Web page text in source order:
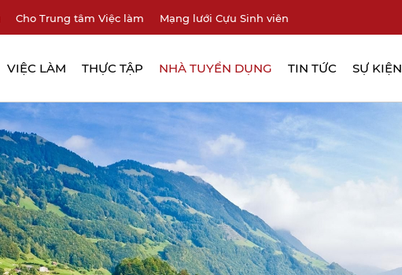
Cho Trung tâm Việc làm Mạng lưới Cựu Sinh viên
VIỆC LÀM THỰC TẬP NHÀ TUYỂN DỤNG TIN TỨC SỰ KIỆN